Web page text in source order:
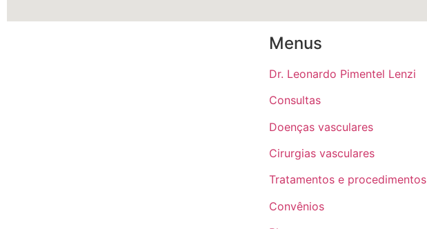
Menus
Dr. Leonardo Pimentel Lenzi
Consultas
Doenças vasculares
Cirurgias vasculares
Tratamentos e procedimentos
Convênios